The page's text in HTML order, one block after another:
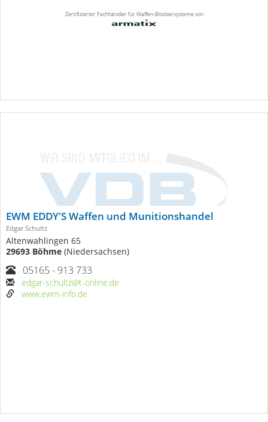
Zertifizierter Fachhändler für Waffen-Blockiersysteme von
EWM EDDY'S Waffen und Munitionshandel
Edgar Schultz
Altenwahlingen 65
29693 Böhme (Niedersachsen)
05165 - 913 733
edgar-schultz@t-online.de
www.ewm-info.de